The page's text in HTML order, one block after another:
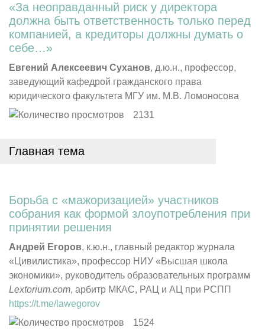
«За неоправданный риск у директора
должна быть ответственность только перед
компанией, а кредиторы должны думать о
себе…»
Евгений Алексеевич Суханов, д.ю.н., профессор,
заведующий кафедрой гражданского права
юридического факультета МГУ им. М.В. Ломоносова
2131
Главная тема
Борьба с «мажоризацией» участников
собрания как формой злоупотребления при
принятии решения
Андрей Егоров, к.ю.н., главный редактор журнала
«Цивилистика», профессор НИУ «Высшая школа
экономики», руководитель образовательных программ
Lextorium.com, арбитр МКАС, РАЦ и АЦ при РСПП
https://t.me/lawegorov
1524